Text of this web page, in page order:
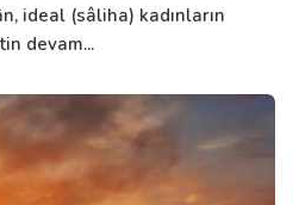
ideal (sâliha) kadınların
devam...